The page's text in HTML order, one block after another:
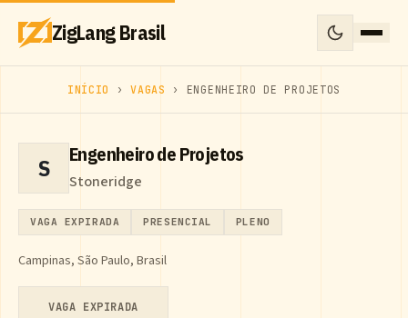
ZigLang Brasil
INÍCIO ›VAGAS › ENGENHEIRO DE PROJETOS
S Engenheiro de Projetos
Stoneridge
VAGA EXPIRADA PRESENCIAL PLENO
Campinas, São Paulo, Brasil
VAGA EXPIRADA